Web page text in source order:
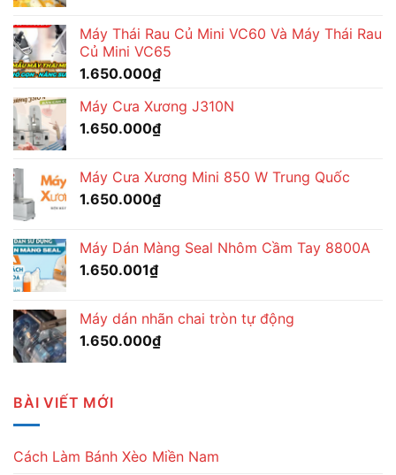
Máy Thái Rau Củ Mini VC60 Và Máy Thái Rau
Củ Mini VC65
1.650.000₫
Máy Cưa Xương J310N
1.650.000₫
Máy Cưa Xương Mini 850 W Trung Quốc
1.650.000₫
Máy Dán Màng Seal Nhôm Cầm Tay 8800A
1.650.001₫
Máy dán nhãn chai tròn tự động
1.650.000₫
BÀI VIẾT MỚI
Cách Làm Bánh Xèo Miền Nam